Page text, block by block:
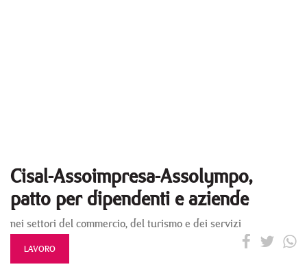
Cisal-Assoimpresa-Assolympo,
patto per dipendenti e aziende
nei settori del commercio, del turismo e dei servizi
LAVORO